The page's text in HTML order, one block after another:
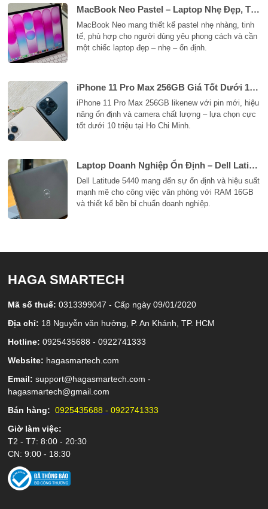
MacBook Neo Pastel – Laptop Nhẹ Đẹp, Tinh Tế Tại Thao Dien, Ho Chi Minh
MacBook Neo mang thiết kế pastel nhẹ nhàng, tinh
tế, phù hợp cho người dùng yêu phong cách và cần
một chiếc laptop đẹp – nhẹ – ổn định.
iPhone 11 Pro Max 256GB Giá Tốt Dưới 10 Triệu Tại Thao Dien, Ho Chi Minh
iPhone 11 Pro Max 256GB likenew với pin mới, hiệu
năng ổn định và camera chất lượng – lựa chọn cực
tốt dưới 10 triệu tại Ho Chi Minh.
Laptop Doanh Nghiệp Ổn Định – Dell Latitude 5440 i5 1335U Tại Thao Dien, Ho Chi Minh
Dell Latitude 5440 mang đến sự ổn định và hiệu suất
mạnh mẽ cho công việc văn phòng với RAM 16GB
và thiết kế bền bỉ chuẩn doanh nghiệp.
HAGA SMARTECH
Mã số thuế:0313399047 - Cấp ngày 09/01/2020
Địa chỉ: 18 Nguyễn văn hưởng, P. An Khánh, TP. HCM
Hotline:0925435688 - 0922741333
Website: hagasmartech.com
Email: support@hagasmartech.com -
hagasmartech@gmail.com
Bán hàng: 0925435688 - 0922741333
Giờ làm việc:
T2 - T7: 8:00 - 20:30
CN: 9:00 - 18:30